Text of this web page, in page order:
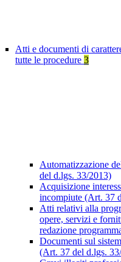
Atti e documenti di
tutte le procedure 3
Automatizzazione
del d.lgs. 33/2013)
Acquisizione
incompiute (Art. 37
Atti relativi alla
opere, servizi e
redazione
Documenti sul
(Art. 37 del d.lgs.